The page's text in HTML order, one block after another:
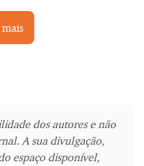
dos autores e não
A sua divulgação,
espaço disponível,